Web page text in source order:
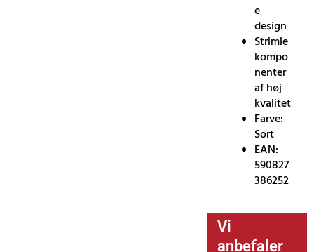
e
design
Strimle
kompo
nenter
af høj
kvalitet
Farve:
Sort
EAN:
590827
386252
Vi
anbefaler